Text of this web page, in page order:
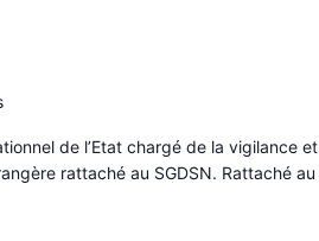
de l’Etat chargé de la vigilance et
rattaché au SGDSN. Rattaché au